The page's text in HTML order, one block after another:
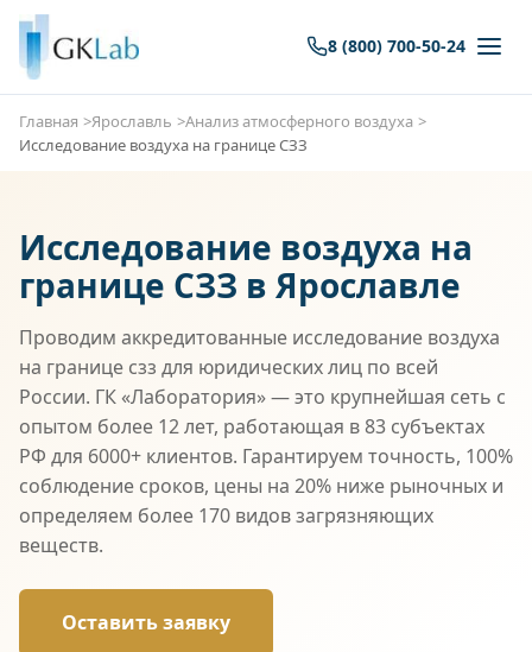
8 (800) 700-50-24
Главная Ярославль
Анализ атмосферного воздуха
Исследование воздуха на границе СЗЗ
Исследование воздуха на
границе СЗЗ в Ярославле
Проводим аккредитованные исследование воздуха
на границе сзз для юридических лиц по всей
России. ГК «Лаборатория» — это крупнейшая сеть с
опытом более 12 лет, работающая в 83 субъектах
РФ для 6000+ клиентов. Гарантируем точность, 100%
соблюдение сроков, цены на 20% ниже рыночных и
определяем более 170 видов загрязняющих
веществ.
Оставить заявку